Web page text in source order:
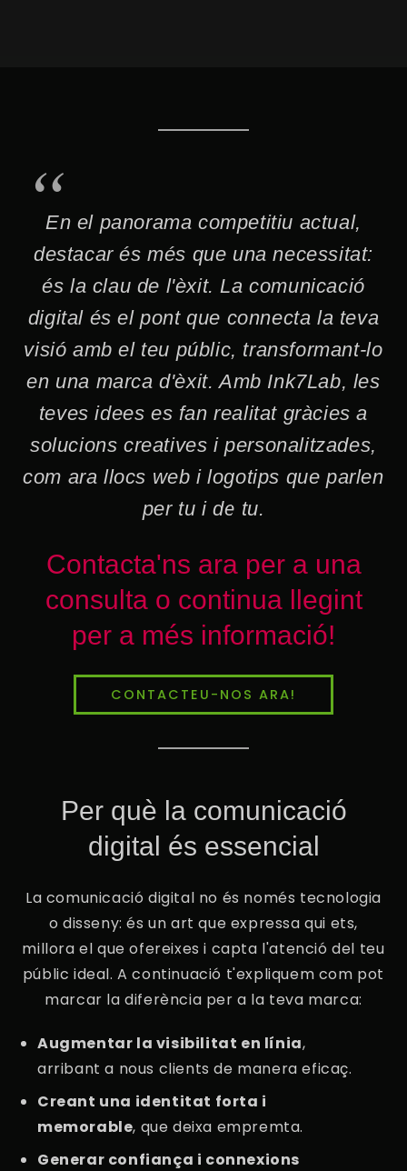
En el panorama competitiu actual,
destacar és més que una necessitat:
és la clau de l'èxit. La comunicació
digital és el pont que connecta la teva
visió amb el teu públic, transformant-lo
en una marca d'èxit. Amb Ink7Lab, les
teves idees es fan realitat gràcies a
solucions creatives i personalitzades,
com ara llocs web i logotips que parlen
per tu i de tu.
Contacta'ns ara per a una
consulta o continua llegint
per a més informació!
CONTACTEU-NOS ARA!
Per què la comunicació
digital és essencial
La comunicació digital no és només tecnologia
o disseny: és un art que expressa qui ets,
millora el que ofereixes i capta l'atenció del teu
públic ideal. A continuació t'expliquem com pot
marcar la diferència per a la teva marca:
Augmentar la visibilitat en línia,
arribant a nous clients de manera eficaç.
Creant una identitat forta i
memorable, que deixa empremta.
Generar confiança i connexions